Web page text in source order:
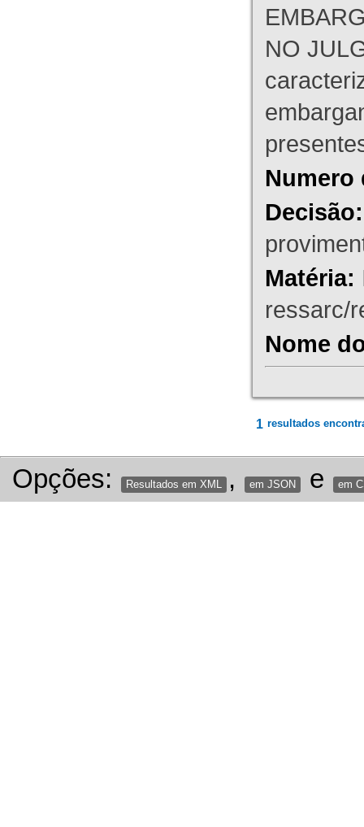
NO
Numero
Decisão:
Matéria:
ressarc/
Nome
1 resultados
Opções: Resultados em XML , em JSON e em